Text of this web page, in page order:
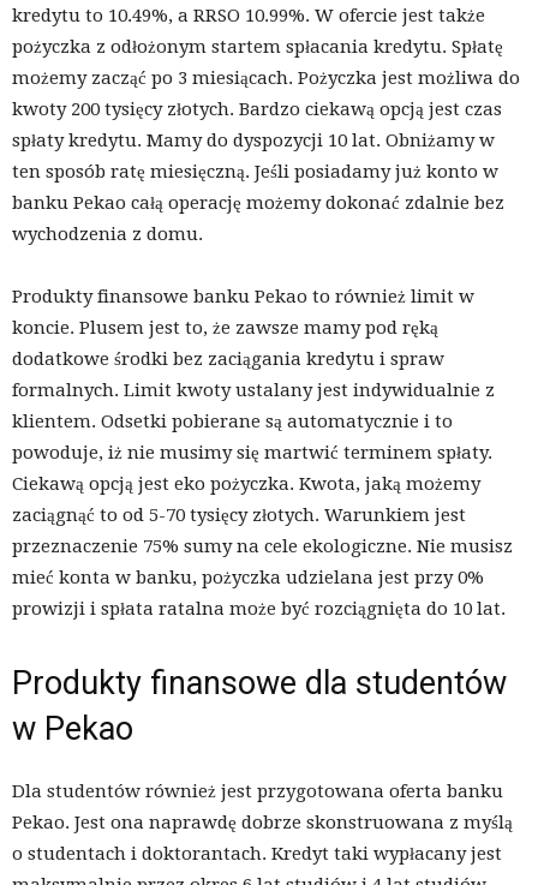
kredytu to 10.49%, a RRSO 10.99%. W ofercie jest także
pożyczka z odłożonym startem spłacania kredytu. Spłatę
możemy zacząć po 3 miesiącach. Pożyczka jest możliwa do
kwoty 200 tysięcy złotych. Bardzo ciekawą opcją jest czas
spłaty kredytu. Mamy do dyspozycji 10 lat. Obniżamy w
ten sposób ratę miesięczną. Jeśli posiadamy już konto w
banku Pekao całą operację możemy dokonać zdalnie bez
wychodzenia z domu.
Produkty finansowe banku Pekao to również limit w
koncie. Plusem jest to, że zawsze mamy pod ręką
dodatkowe środki bez zaciągania kredytu i spraw
formalnych. Limit kwoty ustalany jest indywidualnie z
klientem. Odsetki pobierane są automatycznie i to
powoduje, iż nie musimy się martwić terminem spłaty.
Ciekawą opcją jest eko pożyczka. Kwota, jaką możemy
zaciągnąć to od 5-70 tysięcy złotych. Warunkiem jest
przeznaczenie 75% sumy na cele ekologiczne. Nie musisz
mieć konta w banku, pożyczka udzielana jest przy 0%
prowizji i spłata ratalna może być rozciągnięta do 10 lat.
Produkty finansowe dla studentów
w Pekao
Dla studentów również jest przygotowana oferta banku
Pekao. Jest ona naprawdę dobrze skonstruowana z myślą
o studentach i doktorantach. Kredyt taki wypłacany jest